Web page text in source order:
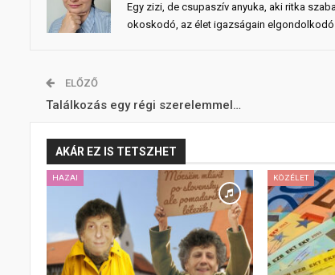
Egy zizi, de csupaszív anyuka, aki ritka
okoskodó, az élet igazságain
ELŐZŐ
Találkozás egy régi szerelemmel…
AKÁR EZ IS TETSZHET
HAZAI KÖZÉLET